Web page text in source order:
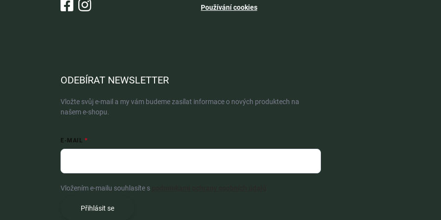
Používání cookies
ODEBÍRAT NEWSLETTER
Vložte svůj e-mail a my vám budeme zasílat informace o nových produktech na
našem e-shopu.
E-MAIL
Vložením e-mailu souhlasíte s
Přihlásit se